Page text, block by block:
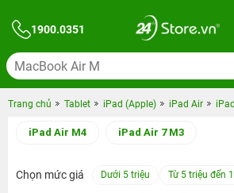
1900.0351
Trang chủ Tablet iPad (Apple) iPad Air
iPad Air M4 iPad Air 7 M3
Chọn mức giá Dưới 5 triệu Từ 5 triệu đến